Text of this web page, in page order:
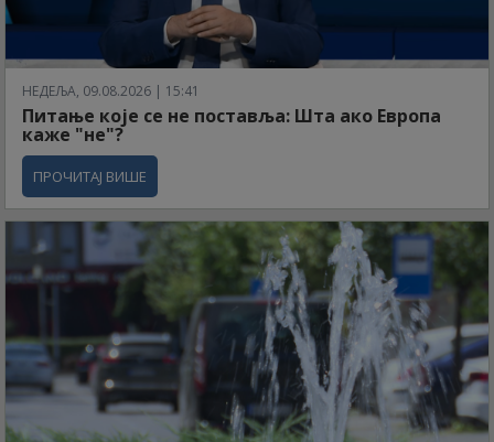
НЕДЕЉА, 09.08.2026 | 15:41
Питање које се не поставља: Шта ако Европа
каже "не"?
ПРОЧИТАЈ ВИШЕ